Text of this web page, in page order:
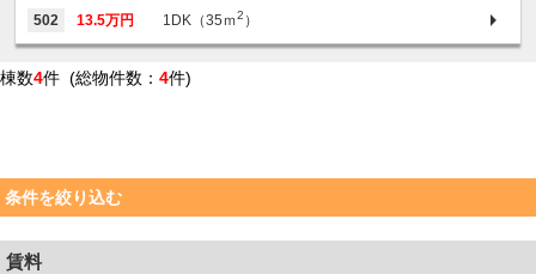
502 13.5万円 1DK（35ｍ2 ）
棟数4件 (総物件数： 4件)
条件を絞り込む
賃料